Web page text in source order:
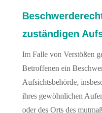
zuständigen
Im Falle von Verstößen
Betroffenen ein
Aufsichtsbehörde,
ihres gewöhnlichen
oder des Orts des